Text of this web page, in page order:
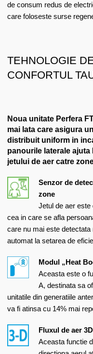
de consum redus de
care foloseste surse
TEHNOLOGIE
CONFORTUL
Noua unitate Perfera
mai lata care asigura
distribuit uniform in
panourile laterale
jetului de aer catre
Senzor de
zone
Jetul de aer este
cea in care se afla
care nu mai este
automat la setarea de
Modul „Heat
Aceasta este o
A, destinata sa
unitatile din generatiile
va fi atinsa cu 14% mai
Fluxul de aer 3D
Aceasta functie